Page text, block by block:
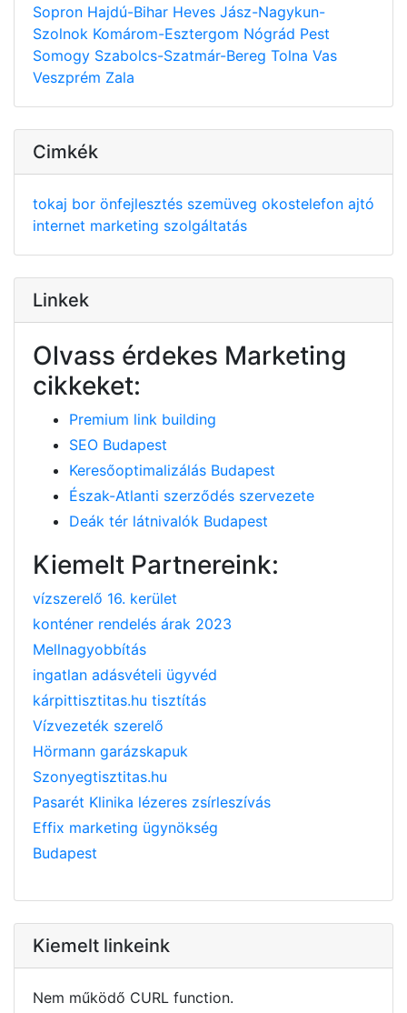
Sopron Hajdú-Bihar Heves Jász-Nagykun-
Szolnok Komárom-Esztergom Nógrád Pest
Somogy Szabolcs-Szatmár-Bereg Tolna Vas
Veszprém Zala
Cimkék
tokaj bor önfejlesztés szemüveg okostelefon ajtó
internet marketing szolgáltatás
Linkek
Olvass érdekes Marketing
cikkeket:
Premium link building
SEO Budapest
Keresőoptimalizálás Budapest
Észak-Atlanti szerződés szervezete
Deák tér látnivalók Budapest
Kiemelt Partnereink:
vízszerelő 16. kerület
konténer rendelés árak 2023
Mellnagyobbítás
ingatlan adásvételi ügyvéd
kárpittisztitas.hu tisztítás
Vízvezeték szerelő
Hörmann garázskapuk
Szonyegtisztitas.hu
Pasarét Klinika lézeres zsírleszívás
Effix marketing ügynökség
Budapest
Kiemelt linkeink
Nem működő CURL function.